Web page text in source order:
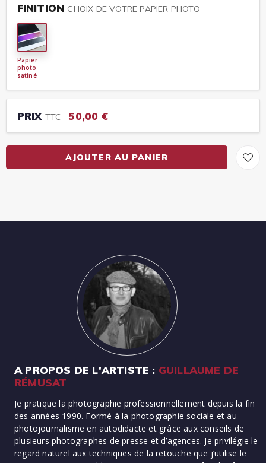
FINITION CHOIX DE VOTRE PAPIER PHOTO
Papier
photo
satiné
PRIX TTC 50,00 €
AJOUTER AU PANIER
A PROPOS DE L'ARTISTE : GUILLAUME DE
RÉMUSAT
Je pratique la photographie professionnellement depuis la fin
des années 1990. Formé à la photographie sociale et au
photojournalisme en autodidacte et grâce aux conseils de
plusieurs photographes de presse et d’agences. Je privilégie le
regard naturel aux techniques de la retouche que j’utilise le